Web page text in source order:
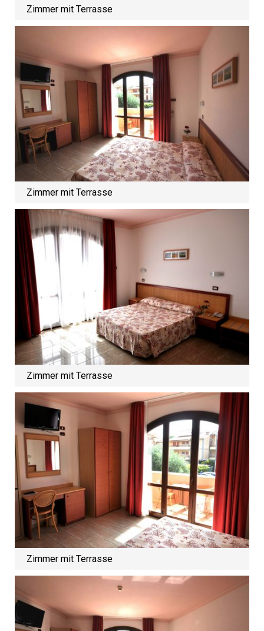
Zimmer mit Terrasse
Zimmer mit Terrasse
Zimmer mit Terrasse
Zimmer mit Terrasse